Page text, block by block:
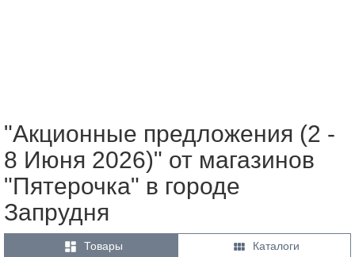
"Акционные предложения (2 -
8 Июня 2026)" от магазинов
"Пятерочка" в городе
Запрудня
 Товары  Каталоги